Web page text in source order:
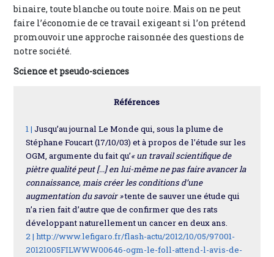
binaire, toute blanche ou toute noire. Mais on ne peut
faire l’économie de ce travail exigeant si l’on prétend
promouvoir une approche raisonnée des questions de
notre société.
Science et pseudo-sciences
Références
1 | Jusqu’au journal Le Monde qui, sous la plume de
Stéphane Foucart (17/10/03) et à propos de l’étude sur les
OGM, argumente du fait qu’« un travail scientifique de
piètre qualité peut [...] en lui-même ne pas faire avancer la
connaissance, mais créer les conditions d’une
augmentation du savoir »tente de sauver une étude qui
n’a rien fait d’autre que de confirmer que des rats
développant naturellement un cancer en deux ans.
2 | http://www.lefigaro.fr/flash-actu/2012/10/05/97001-
20121005FILWWW00646-ogm-le-foll-attend-l-avis-de-